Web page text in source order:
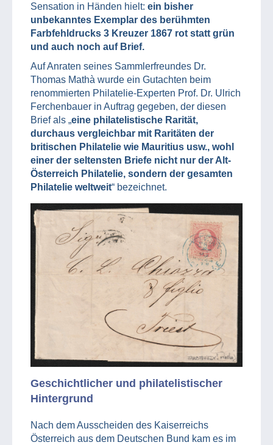
Sensation in Händen hielt: ein bisher
unbekanntes Exemplar des berühmten
Farbfehldrucks 3 Kreuzer 1867 rot statt grün
und auch noch auf Brief.
Auf Anraten seines Sammlerfreundes Dr.
Thomas Mathà wurde ein Gutachten beim
renommierten Philatelie-Experten Prof. Dr. Ulrich
Ferchenbauer in Auftrag gegeben, der diesen
Brief als „eine philatelistische Rarität,
durchaus vergleichbar mit Raritäten der
britischen Philatelie wie Mauritius usw., wohl
einer der seltensten Briefe nicht nur der Alt-
Österreich Philatelie, sondern der gesamten
Philatelie weltweit“ bezeichnet.
Geschichtlicher und philatelistischer
Hintergrund
Nach dem Ausscheiden des Kaiserreichs
Österreich aus dem Deutschen Bund kam es im